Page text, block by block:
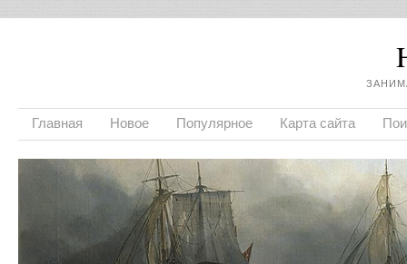
Главная Новое Популярное Карта сайта